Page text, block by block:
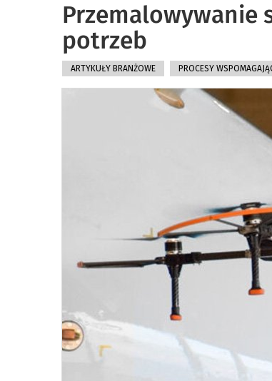
Przemalowywanie
potrzeb
ARTYKUŁY BRANŻOWE PROCESY